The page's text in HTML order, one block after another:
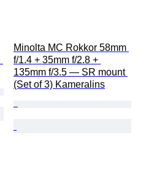
Minolta MC Rokkor 58mm
f/1.4 + 35mm f/2.8 +
135mm f/3.5 — SR mount
(Set of 3) Kameralins